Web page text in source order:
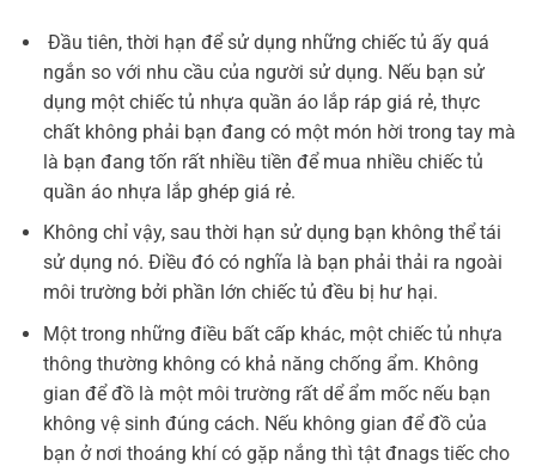
Đầu tiên, thời hạn để sử dụng những chiếc tủ ấy quá
ngắn so với nhu cầu của người sử dụng. Nếu bạn sử
dụng một chiếc tủ nhựa quần áo lắp ráp giá rẻ, thực
chất không phải bạn đang có một món hời trong tay mà
là bạn đang tốn rất nhiều tiền để mua nhiều chiếc tủ
quần áo nhựa lắp ghép giá rẻ.
Không chỉ vậy, sau thời hạn sử dụng bạn không thể tái
sử dụng nó. Điều đó có nghĩa là bạn phải thải ra ngoài
môi trường bởi phần lớn chiếc tủ đều bị hư hại.
Một trong những điều bất cấp khác, một chiếc tủ nhựa
thông thường không có khả năng chống ẩm. Không
gian để đồ là một môi trường rất dể ẩm mốc nếu bạn
không vệ sinh đúng cách. Nếu không gian để đồ của
bạn ở nơi thoáng khí có gặp nắng thì tật đnags tiếc cho